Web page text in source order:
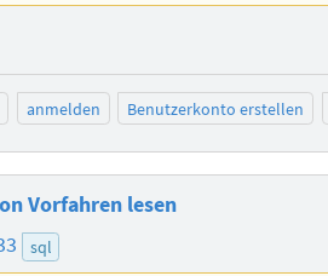
anmelden Benutzerkonto erstellen
Vorfahren lesen
sql